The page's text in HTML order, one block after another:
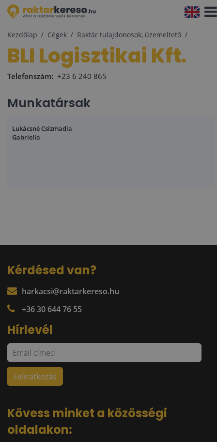
Kezdőlap Cégek Raktár tulajdonosok, üzemeltető
BLI Logisztikai Kft.
Telefonszám: +23 6 240 865
Munkatársak
Lukácsné Csizmadia
Gabriella
Kérdésed van?
harkacsi@raktarkereso.hu
+36 30 644 76 55
Hírlevél
Kövess minket a közösségi
oldalakon: